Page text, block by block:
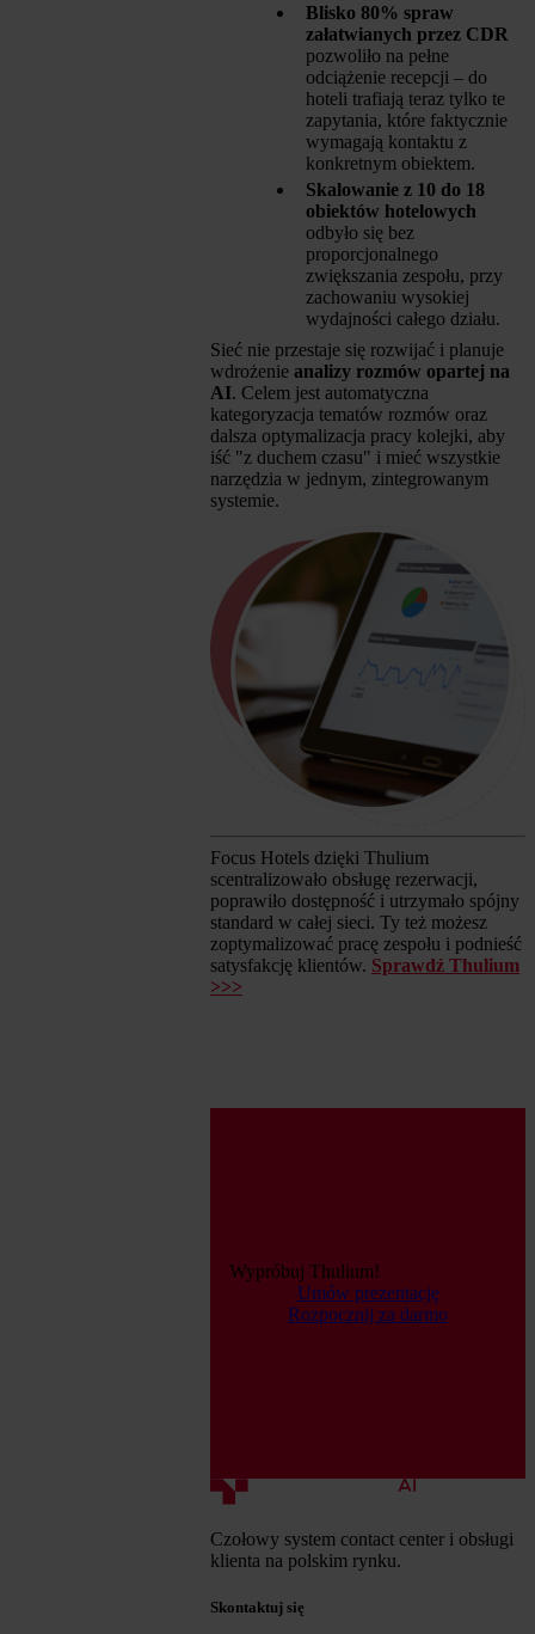
Blisko 80% spraw
załatwianych przez CDR
pozwoliło na pełne
odciążenie recepcji – do
hoteli trafiają teraz tylko te
zapytania, które faktycznie
wymagają kontaktu z
konkretnym obiektem.
Skalowanie z 10 do 18
obiektów hotelowych
odbyło się bez
proporcjonalnego
zwiększania zespołu, przy
zachowaniu wysokiej
wydajności całego działu.
Sieć nie przestaje się rozwijać i planuje
wdrożenie analizy rozmów opartej na
AI. Celem jest automatyczna
kategoryzacja tematów rozmów oraz
dalsza optymalizacja pracy kolejki, aby
iść "z duchem czasu" i mieć wszystkie
narzędzia w jednym, zintegrowanym
systemie.
Focus Hotels dzięki Thulium
scentralizowało obsługę rezerwacji,
poprawiło dostępność i utrzymało spójny
standard w całej sieci. Ty też możesz
zoptymalizować pracę zespołu i podnieść
satysfakcję klientów. Sprawdź Thulium
>>>
Wypróbuj Thulium!
Umów prezentację
Rozpocznij za darmo
Czołowy system contact center i obsługi
klienta na polskim rynku.
Skontaktuj się